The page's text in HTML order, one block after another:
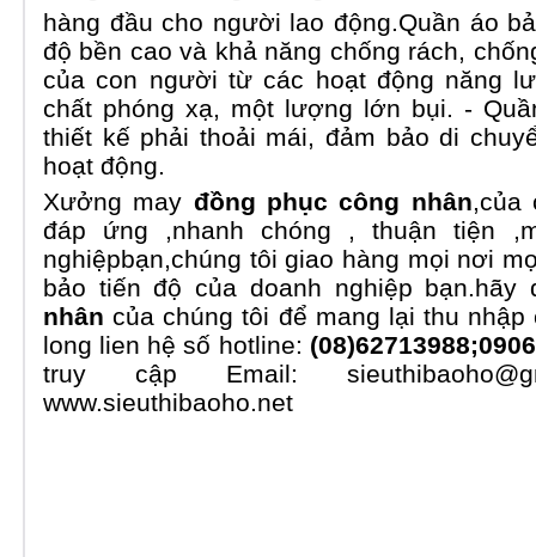
hàng đầu cho người lao động.Quần áo
độ bền cao và khả năng chống rách,
của con người từ các hoạt động năng
chất phóng xạ, một lượng lớn bụi. -
thiết kế phải thoải mái, đảm bảo di
hoạt động.
Xưởng may đồng phục công nhân,của
đáp ứng ,nhanh chóng , thuận tiện
nghiệpbạn,chúng tôi giao hàng mọi nơi
bảo tiến độ của doanh nghiệp
nhân của chúng tôi để mang lại thu
long lien hệ số hotline: (08)62713988;
truy cập Email:
www.sieuthibaoho.net